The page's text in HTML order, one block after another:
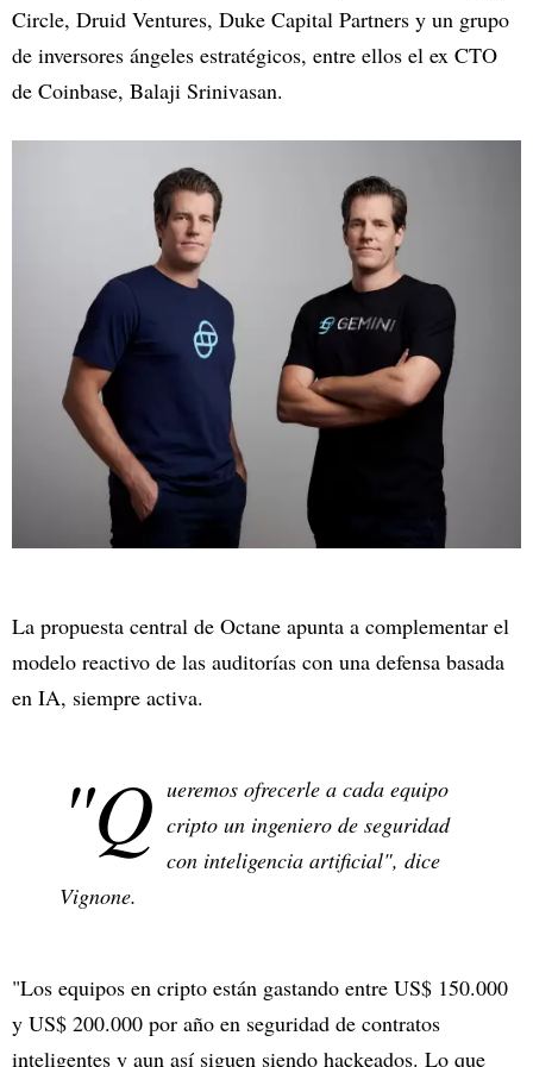
Circle, Druid Ventures, Duke Capital Partners y un grupo
de inversores ángeles estratégicos, entre ellos el ex CTO
de Coinbase, Balaji Srinivasan.
La propuesta central de Octane apunta a complementar el
modelo reactivo de las auditorías con una defensa basada
en IA, siempre activa.
"Q ueremos ofrecerle a cada equipo
cripto un ingeniero de seguridad
con inteligencia artificial", dice
Vignone.
"Los equipos en cripto están gastando entre US$ 150.000
y US$ 200.000 por año en seguridad de contratos
inteligentes y aun así siguen siendo hackeados. Lo que